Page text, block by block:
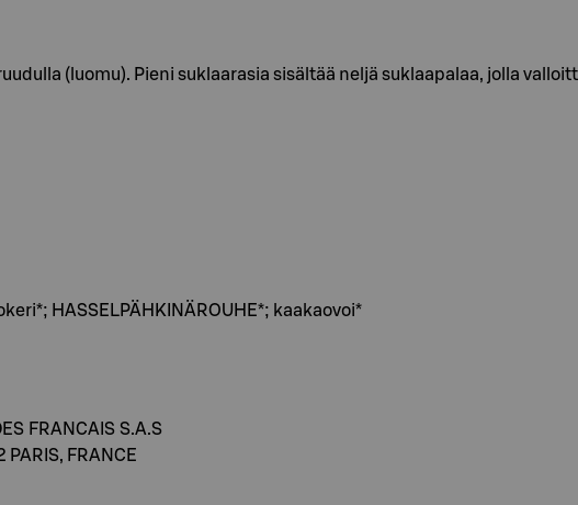
(luomu). Pieni suklaarasia sisältää neljä suklaapalaa, jolla
HASSELPÄHKINÄROUHE*; kaakaovoi*
FRANCAIS S.A.S
PARIS, FRANCE